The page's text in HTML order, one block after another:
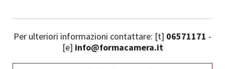
Per ulteriori informazioni contattare: [t] 06571171 -
[e] info@formacamera.it